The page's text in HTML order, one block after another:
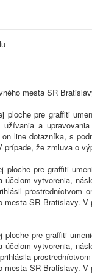
mesta SR
pre graffiti
a
line dotazníka, s
že zmluva o
pre graffiti
vytvorenia,
prostredníctvom
SR Bratislavy.
pre graffiti
vytvorenia,
mesta SR Bratislavy.